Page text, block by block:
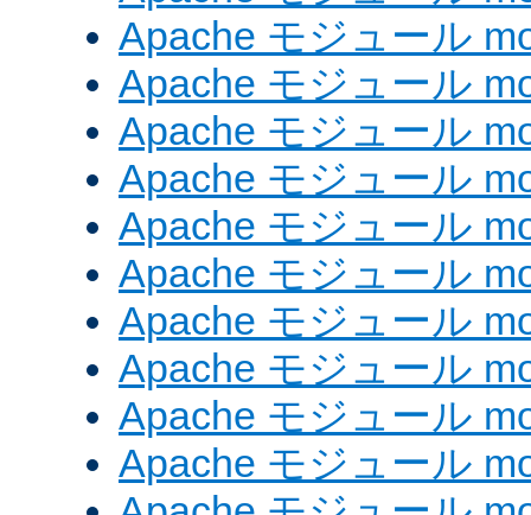
Apache モジュール
Apache モジュール
Apache モジュール
Apache モジュール
Apache モジュール
Apache モジュール
Apache モジュール
Apache モジュール
Apache モジュール
Apache モジュール